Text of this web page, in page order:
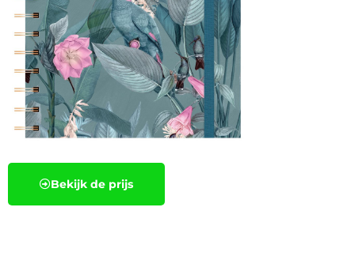
Bekijk de prijs